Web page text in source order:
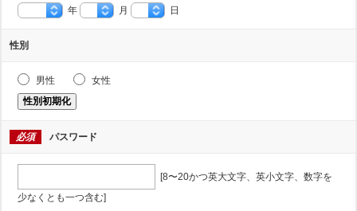
年 月 日
性別
男性
女性
性別初期化
必須 パスワード
[8〜20かつ英大文字、英小文字、数字を
少なくとも一つ含む]